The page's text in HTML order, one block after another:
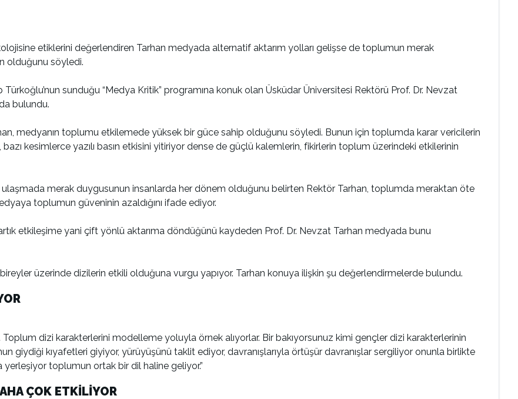
etiklerini değerlendiren Tarhan medyada alternatif aktarım yolları gelişse de toplumun merak
olduğunu söyledi.
Türkoğlu’nun sunduğu “Medya Kritik” programına konuk olan Üsküdar Üniversitesi Rektörü Prof. Dr. Nevzat
bulundu.
medyanın toplumu etkilemede yüksek bir güce sahip olduğunu söyledi. Bunun için toplumda karar vericilerin
kesimlerce yazılı basın etkisini yitiriyor dense de güçlü kalemlerin, fikirlerin toplum üzerindeki etkilerinin
merak duygusunun insanlarda her dönem olduğunu belirten Rektör Tarhan, toplumda meraktan öte
toplumun güveninin azaldığını ifade ediyor.
etkileşime yani çift yönlü aktarıma döndüğünü kaydeden Prof. Dr. Nevzat Tarhan medyada bunu
üzerinde dizilerin etkili olduğuna vurgu yapıyor. Tarhan konuya ilişkin şu değerlendirmelerde bulundu.
dizi karakterlerini modelleme yoluyla örnek alıyorlar. Bir bakıyorsunuz kimi gençler dizi karakterlerinin
giydiği kıyafetleri giyiyor, yürüyüşünü taklit ediyor, davranışlarıyla örtüşür davranışlar sergiliyor onunla birlikte
toplumun ortak bir dil haline geliyor.”
ÇOK ETKİLİYOR